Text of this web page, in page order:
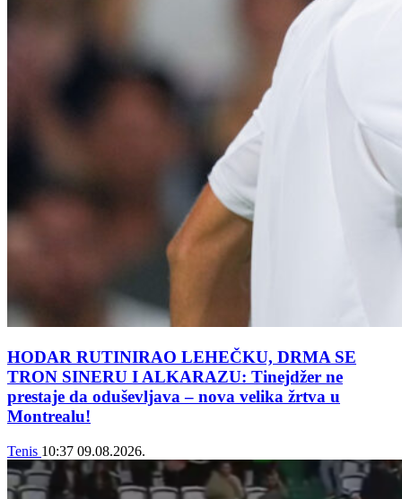
HODAR RUTINIRAO LEHEČKU, DRMA SE
TRON SINERU I ALKARAZU: Tinejdžer ne
prestaje da oduševljava – nova velika žrtva u
Montrealu!
Tenis 10:37 09.08.2026.